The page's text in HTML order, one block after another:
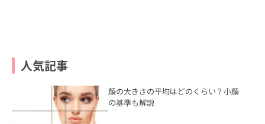
人気記事
顔の大きさの平均はどのくらい？小顔
の基準も解説